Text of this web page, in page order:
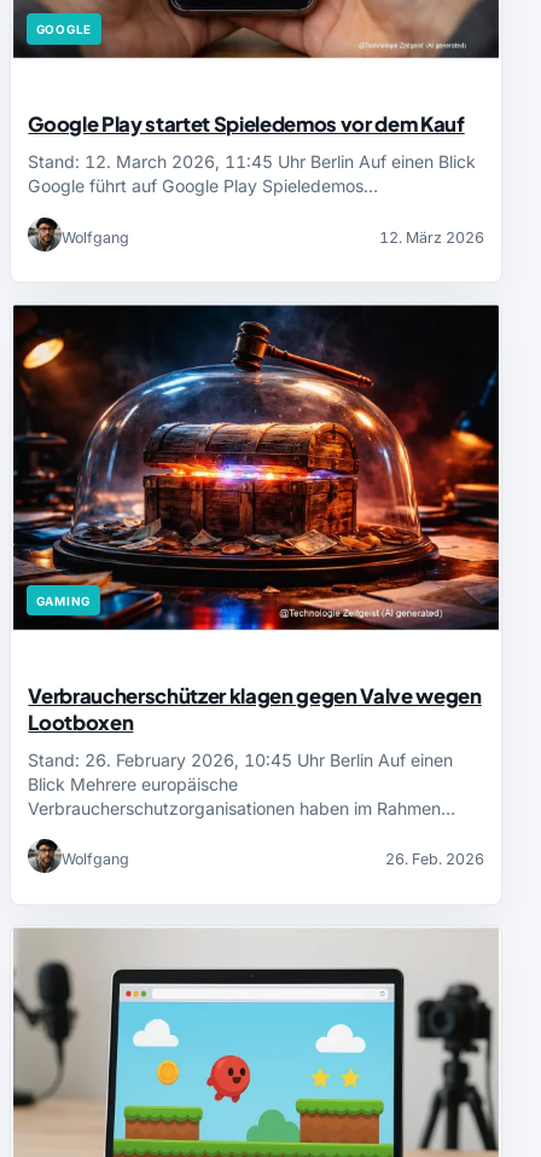
GOOGLE
Google Play startet Spieledemos vor dem Kauf
Stand: 12. March 2026, 11:45 Uhr Berlin Auf einen Blick
Google führt auf Google Play Spieledemos…
Wolfgang 12. März 2026
GAMING
Verbraucherschützer klagen gegen Valve wegen
Lootboxen
Stand: 26. February 2026, 10:45 Uhr Berlin Auf einen
Blick Mehrere europäische
Verbraucherschutzorganisationen haben im Rahmen…
Wolfgang 26. Feb. 2026